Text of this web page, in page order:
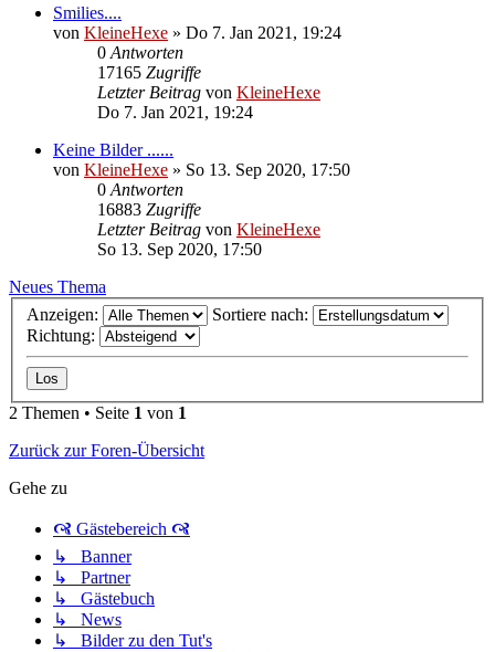
Smilies....
von KleineHexe » Do 7. Jan 2021, 19:24
0 Antworten
17165 Zugriffe
Letzter Beitrag von KleineHexe
Do 7. Jan 2021, 19:24
Keine Bilder ......
von KleineHexe » So 13. Sep 2020, 17:50
0 Antworten
16883 Zugriffe
Letzter Beitrag von KleineHexe
So 13. Sep 2020, 17:50
Neues Thema
Anzeigen:
Sortiere nach:
Richtung:
2 Themen • Seite 1 von 1
Zurück zur Foren-Übersicht
Gehe zu
🙧 Gästebereich 🙧
↳ Banner
↳ Partner
↳ Gästebuch
↳ News
↳ Bilder zu den Tut's